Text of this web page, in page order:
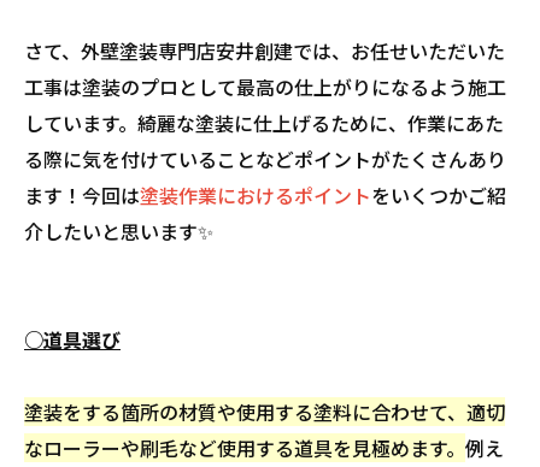
さて、外壁塗装専門店安井創建では、お任せいただいた
工事は塗装のプロとして最高の仕上がりになるよう施工
しています。綺麗な塗装に仕上げるために、作業にあた
る際に気を付けていることなどポイントがたくさんあり
ます！今回は塗装作業におけるポイントをいくつかご紹
介したいと思います✨
○道具選び
塗装をする箇所の材質や使用する塗料に合わせて、適切
なローラーや刷毛など使用する道具を見極めます。 例え